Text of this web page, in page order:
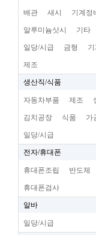
배관 새시 기계정
알루미늄삿시 기타
일당/시급 금형 기
제조
생산직/식품
자동차부품 제조
김치공장 식품 가
일당/시급
전자/휴대폰
휴대폰조립 반도체
휴대폰검사
알바
일당/시급